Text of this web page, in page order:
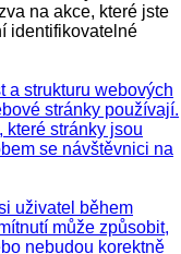
na akce, které jste
identifikovatelné
a strukturu webových
stránky používají.
které stránky jsou
se návštěvnici na
uživatel během
může způsobit,
nebudou korektně